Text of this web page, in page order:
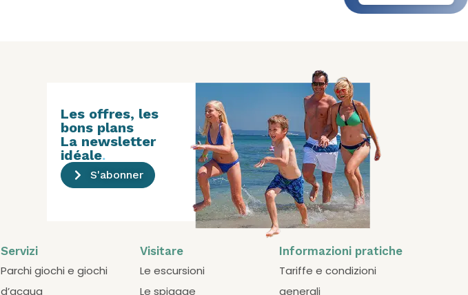
Les offres, les
bons plans
La newsletter
idéale.
S'abonner
Servizi
Parchi giochi e giochi
d’acqua
Visitare
Le escursioni
Le spiagge
Informazioni pratiche
Tariffe e condizioni
generali